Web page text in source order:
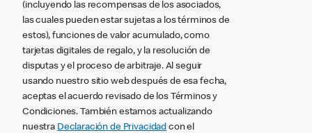
(incluyendo las recompensas de los asociados,
las cuales pueden estar sujetas a los términos de
estos), funciones de valor acumulado, como
tarjetas digitales de regalo, y la resolución de
disputas y el proceso de arbitraje. Al seguir
usando nuestro sitio web después de esa fecha,
aceptas el acuerdo revisado de los Términos y
Condiciones. También estamos actualizando
nuestra Declaración de Privacidad con el